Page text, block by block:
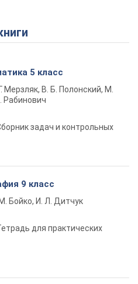
5 класс
Мерзляк, В. Б. Полонский, М.
Рабинович
задач и контрольных
9 класс
Бойко, И. Л. Дитчук
для практических